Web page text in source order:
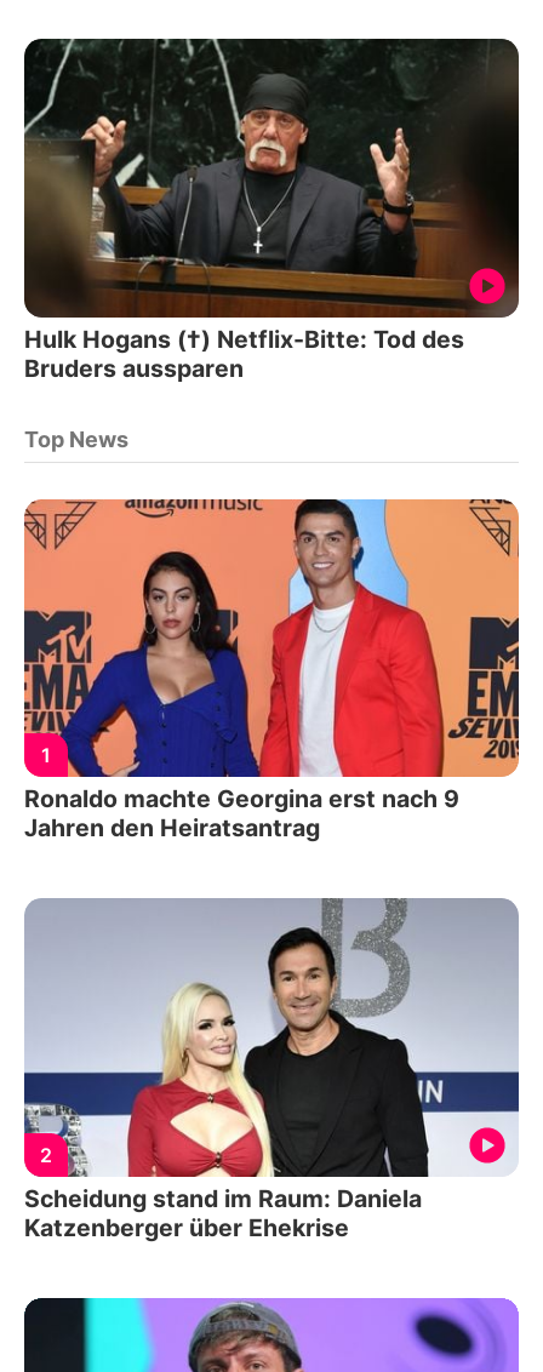
Hulk Hogans (†) Netflix-Bitte: Tod des
Bruders aussparen
Top News
1
Ronaldo machte Georgina erst nach 9
Jahren den Heiratsantrag
2
Scheidung stand im Raum: Daniela
Katzenberger über Ehekrise